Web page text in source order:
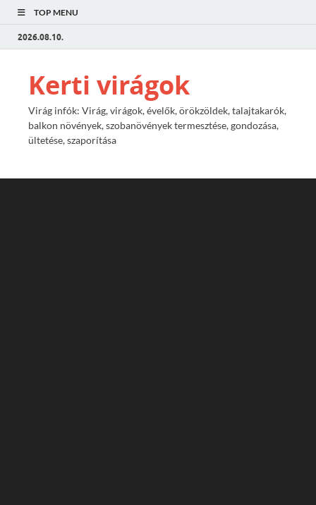
TOP MENU
2026.08.10.
Kerti virágok
Virág infók: Virág, virágok, évelők, örökzöldek, talajtakarók,
balkon növények, szobanövények termesztése, gondozása,
ültetése, szaporítása